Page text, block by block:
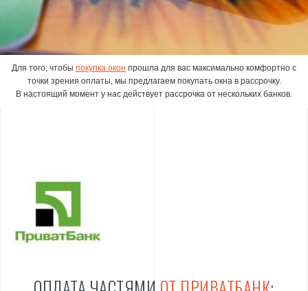
Для того, чтобы покупка окон прошла для вас максимально комфортно с
точки зрения оплаты, мы предлагаем покупать окна в рассрочку.
В настоящий момент у нас действует рассрочка от нескольких банков.